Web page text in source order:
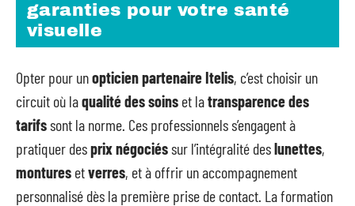
garanties pour votre santé
visuelle
Opter pour unopticien partenaire Itelis, c’est choisir un
circuit où laqualité des soins et latransparence des
tarifssont la norme. Ces professionnels s’engagent à
pratiquer desprix négociéssur l’intégralité deslunettes,
montures etverres, et à offrir un accompagnement
personnalisé dès la première prise de contact. La formation